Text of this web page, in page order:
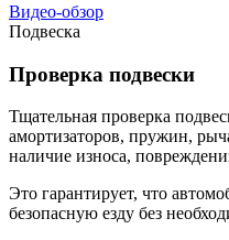
Видео-обзор
Подвеска
Проверка подвески
Тщательная проверка
амортизаторов, пружин,
наличие износа,
Это гарантирует, что
безопасную езду без